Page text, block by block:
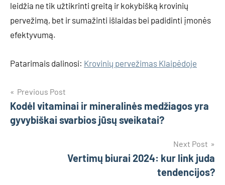
leidžia ne tik užtikrinti greitą ir kokybišką krovinių
pervežimą, bet ir sumažinti išlaidas bei padidinti įmonės
efektyvumą.
Patarimais dalinosi: Krovinių pervežimas Klaipėdoje
Navigacija
tarp
Previous Post
Kodėl vitaminai ir mineralinės medžiagos yra
gyvybiškai svarbios jūsų sveikatai?
Next Post
Vertimų biurai 2024: kur link juda
tendencijos?